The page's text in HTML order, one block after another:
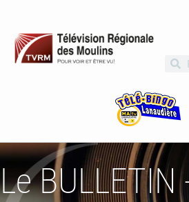
Le BULLETIN